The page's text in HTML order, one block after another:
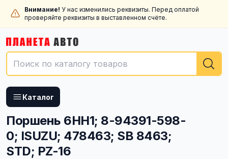
Внимание! У нас изменились реквизиты. Перед оплатой
проверяйте реквизиты в выставленном счёте.
Каталог
Поршень 6HH1; 8-94391-598-
0; ISUZU; 478463; SB 8463;
STD; PZ-16